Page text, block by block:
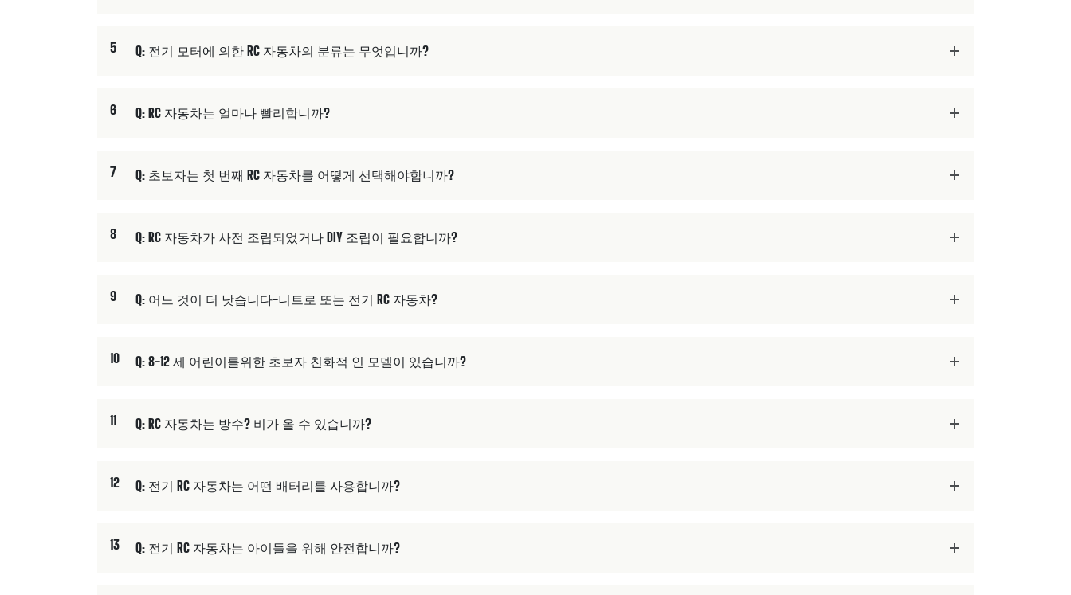
5 Q: 전기 모터에 의한 RC 자동차의 분류는 무엇입니까?
6 Q: RC 자동차는 얼마나 빨리합니까?
7 Q: 초보자는 첫 번째 RC 자동차를 어떻게 선택해야합니까?
8 Q: RC 자동차가 사전 조립되었거나 DIY 조립이 필요합니까?
9 Q: 어느 것이 더 낫습니다-니트로 또는 전기 RC 자동차?
10 Q: 8-12 세 어린이를위한 초보자 친화적 인 모델이 있습니까?
11 Q: RC 자동차는 방수? 비가 올 수 있습니까?
12 Q: 전기 RC 자동차는 어떤 배터리를 사용합니까?
13 Q: 전기 RC 자동차는 아이들을 위해 안전합니까?